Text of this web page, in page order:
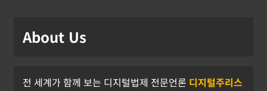
About Us
전 세계가 함께 보는 디지털법제 전문언론 디지털주리스